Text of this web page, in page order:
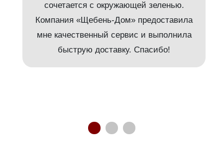
сочетается с окружающей зеленью.
Компания «Щебень-Дом» предоставила
мне качественный сервис и выполнила
быструю доставку. Спасибо!